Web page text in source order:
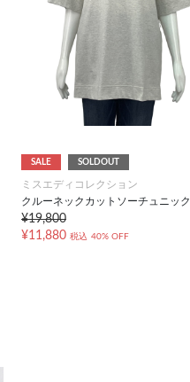
SALE SOLDOUT
ミスエディコレクション
クルーネックカットソーチュニック
¥19,800
¥11,880 税込 40% OFF